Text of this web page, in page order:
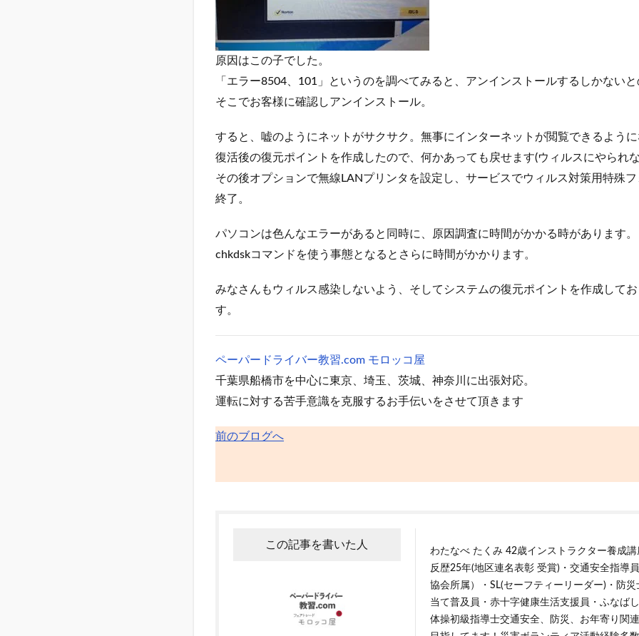
原因はこの子でした。
「エラー8504、101」というのを調べてみると、アンインストールするしかないと
そこでお客様に確認しアンインストール。
すると、嘘のようにネットがサクサク。無事にインターネットが閲覧できるように
復活後の復元ポイントを作成したので、何かあっても戻せます(ウィルスにやられ
その後オプションで無線LANプリンタを設定し、サービスでウィルス対策用特殊
終了。
パソコンは色んなエラーがあると同時に、原因調査に時間がかかる時があります。
chkdskコマンドを使う事態となるとさらに時間がかかります。
みなさんもウィルス感染しないよう、そしてシステムの復元ポイントを作成して
す。
ペーパードライバー教習.com モロッコ屋
千葉県船橋市を中心に東京、埼玉、茨城、神奈川に出張対応。
運転に対する苦手意識を克服するお手伝いをさせて頂きます
前のブログへ
この記事を書いた人
わたなべ たくみ 42歳インストラクター養成
反歴25年(地区連名表彰 受賞)・交通安全指導
協会所属）・SL(セーフティーリーダー)・防
当て普及員・赤十字健康生活支援員・ふなば
体操初級指導士交通安全、防災、お年寄り関